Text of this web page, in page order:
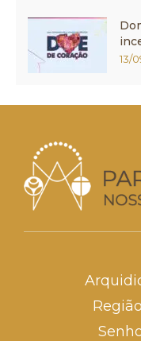
13/